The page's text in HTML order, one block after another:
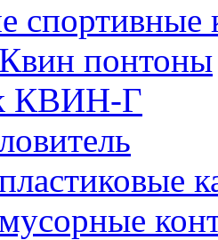
спортивные
понтоны
КВИН-Г